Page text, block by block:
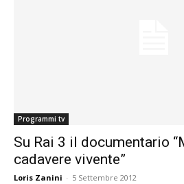
Programmi tv
Su Rai 3 il documentario
cadavere vivente”
Loris Zanini - 5 Settembre 2012